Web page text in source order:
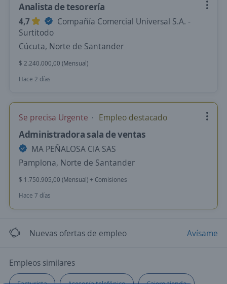
Analista de tesorería
4,7
Compañía Comercial Universal S.A. -
Surtitodo
Cúcuta, Norte de Santander
$ 2.240.000,00 (Mensual)
Hace 2 días
Se precisa Urgente Empleo destacado
Administradora sala de ventas
MA PEÑALOSA CIA SAS
Pamplona, Norte de Santander
$ 1.750.905,00 (Mensual) + Comisiones
Hace 7 días
Nuevas ofertas de empleo Avísame
Empleos similares